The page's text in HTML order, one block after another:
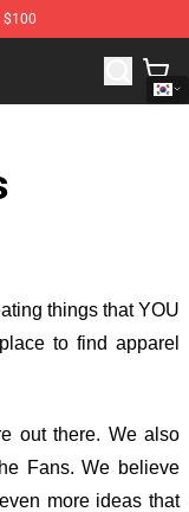
$100
Lord 2099
things that YOU
to find apparel
out there. We also
Fans. We believe
more ideas that